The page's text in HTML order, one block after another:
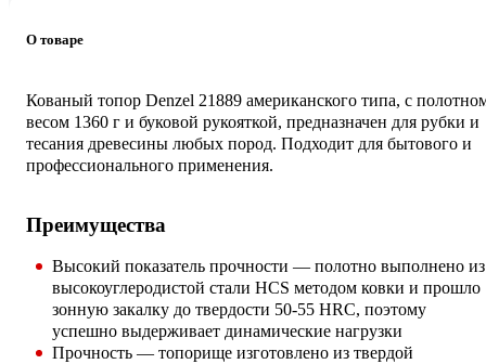
О товаре
Кованый топор Denzel 21889 американского типа, с
весом 1360 г и буковой рукояткой, предназначен для рубки и
тесания древесины любых пород. Подходит для бытового и
профессионального применения.
Преимущества
Высокий показатель прочности — полотно выполнено из
высокоуглеродистой стали HCS методом ковки и прошло
зонную закалку до твердости 50-55 HRC, поэтому
успешно выдерживает динамические нагрузки
Прочность — топорище изготовлено из твердой